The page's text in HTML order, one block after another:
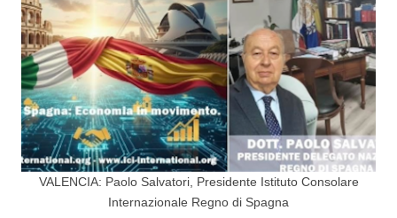
VALENCIA: Paolo Salvatori, Presidente Istituto Consolare
Internazionale Regno di Spagna